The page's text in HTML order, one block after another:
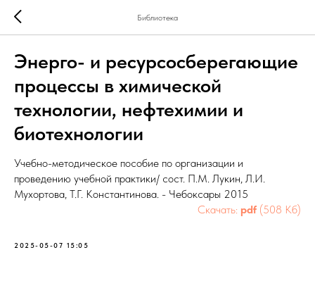
Библиотека
Энерго- и ресурсосберегающие
процессы в химической
технологии, нефтехимии и
биотехнологии
Учебно-методическое пособие по организации и
проведению учебной практики/ сост. П.М. Лукин, Л.И.
Мухортова, Т.Г. Константинова. - Чебоксары 2015
Скачать: pdf (508 Кб)
2025-05-07 15:05